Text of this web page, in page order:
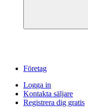
Företag
Logga in
Kontakta säljare
Registrera dig gratis